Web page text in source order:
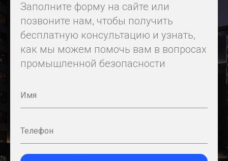
Заполните форму на сайте или
позвоните нам, чтобы получить
бесплатную консультацию и узнать,
как мы можем помочь вам в вопросах
промышленной безопасности